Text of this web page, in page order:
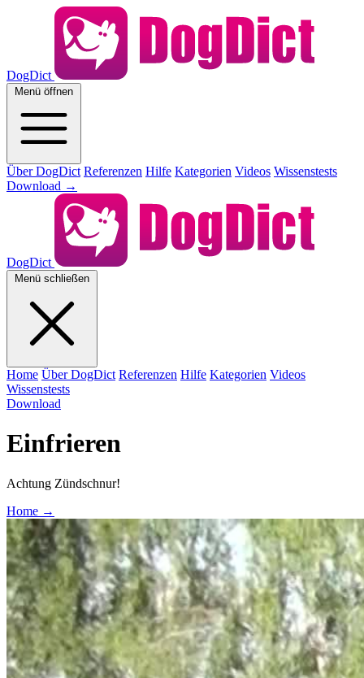
DogDict
Menü öffnen
Über DogDict Referenzen Hilfe Kategorien Videos Wissenstests
Download →
DogDict
Menü schließen
Home Über DogDict Referenzen Hilfe Kategorien Videos
Wissenstests
Download
Einfrieren
Achtung Zündschnur!
Home →